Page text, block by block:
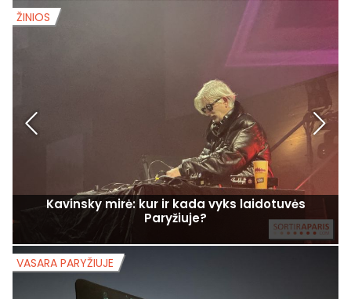
Kavinsky mirė: kur ir kada vyks laidotuvės
Paryžiuje?
ŽINIOS
VASARA PARYŽIUJE